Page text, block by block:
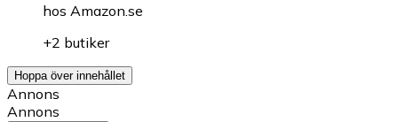
hos Amazon.se
+2 butiker
Hoppa över innehållet
Annons
Annons